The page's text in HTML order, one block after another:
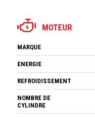
MOTEUR
MARQUE
ENERGIE
REFROIDISSEMENT
NOMBRE DE
CYLINDRE